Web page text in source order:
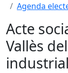
Agenda
Acte
Vallès